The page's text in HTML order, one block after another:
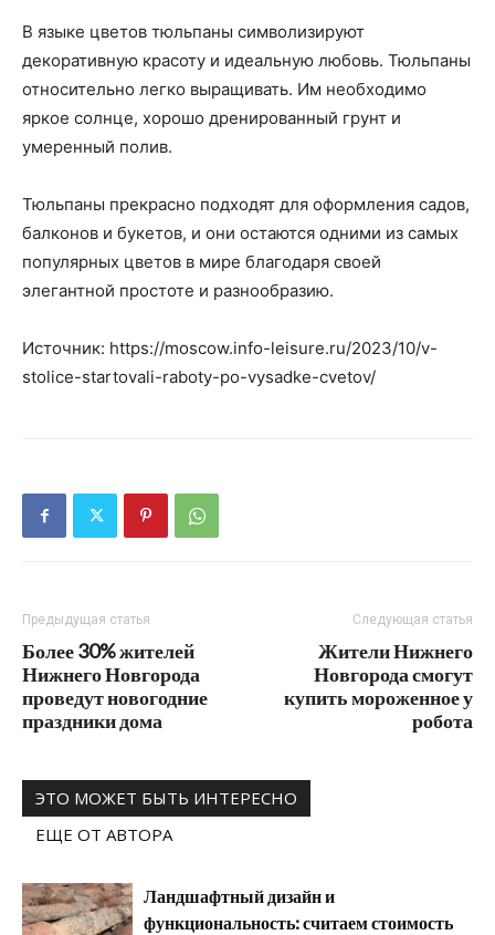
В языке цветов тюльпаны символизируют
декоративную красоту и идеальную любовь. Тюльпаны
относительно легко выращивать. Им необходимо
яркое солнце, хорошо дренированный грунт и
умеренный полив.
Тюльпаны прекрасно подходят для оформления садов,
балконов и букетов, и они остаются одними из самых
популярных цветов в мире благодаря своей
элегантной простоте и разнообразию.
Источник: https://moscow.info-leisure.ru/2023/10/v-
stolice-startovali-raboty-po-vysadke-cvetov/
Предыдущая статья
Более 30% жителей
Нижнего Новгорода
проведут новогодние
праздники дома
Следующая статья
Жители Нижнего
Новгорода смогут
купить мороженное у
робота
ЭТО МОЖЕТ БЫТЬ ИНТЕРЕСНО
ЕЩЕ ОТ АВТОРА
Ландшафтный дизайн и
функциональность: считаем стоимость